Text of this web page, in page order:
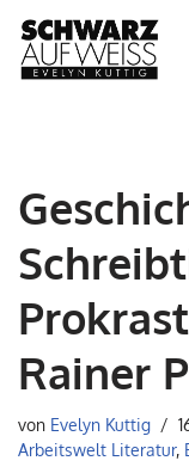
Zum
Rainer
von Evelyn Kuttig
Arbeitswelt Literatur,